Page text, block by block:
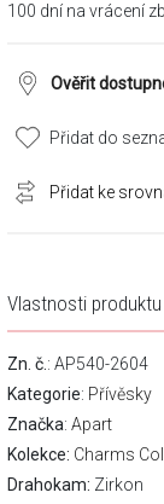
100 dní na vrácení
Ověřit
Přidat do
Přidat ke
Vlastnosti produktu
Zn. č. : AP540-2604
Kategorie: Přívěsky
Značka: Apart
Kolekce: Charms
Drahokam: Zirkon